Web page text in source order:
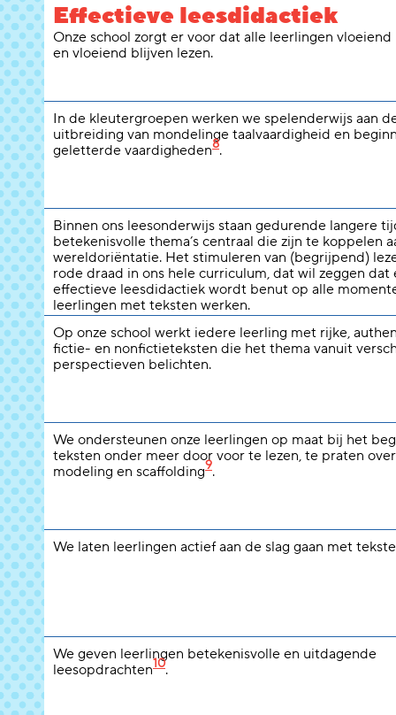
Effectieve leesdidactiek
Onze school zorgt er voor dat alle leerlingen vloeiend
en vloeiend blijven lezen.
In de kleutergroepen werken we spelenderwijs aan
uitbreiding van mondelinge taalvaardigheid en
geletterde vaardigheden8.
Binnen ons leesonderwijs staan gedurende langere
betekenisvolle thema’s centraal die zijn te koppelen
wereldoriëntatie. Het stimuleren van (begrijpend)
rode draad in ons hele curriculum, dat wil zeggen dat
effectieve leesdidactiek wordt benut op alle
leerlingen met teksten werken.
Op onze school werkt iedere leerling met rijke,
fictie- en nonfictieteksten die het thema vanuit
perspectieven belichten.
We ondersteunen onze leerlingen op maat bij het
teksten onder meer door voor te lezen, te praten
modeling en scaffolding9.
We laten leerlingen actief aan de slag gaan met
We geven leerlingen betekenisvolle en uitdagende
leesopdrachten10.